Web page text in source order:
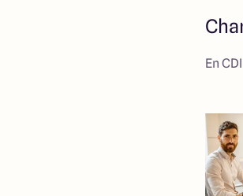
En